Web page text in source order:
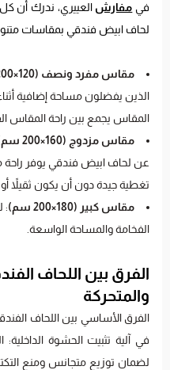
في مفارش العييري، ندرك أن كل
لحاف ابيض فندقي بمقاسات
مقاس مفرد ونصف (120×200 سم)
الذين يفضلون مساحة إضافية أثناء
المقاس يجمع بين راحة المقاس
مقاس مزدوج (160×200 سم)
عن لحاف ابيض فندقي يوفر راحة
تغطية جيدة دون أن يكون ثقيلاً
مقاس كبير (180×200 سم)
:
الفخامة والمساحة الواسعة.
الفرق بين اللحاف
والمتحركة
الفرق الأساسي بين اللحاف
في آلية تثبيت الحشوة الداخلية:
لضمان توزيع متجانس ومنع